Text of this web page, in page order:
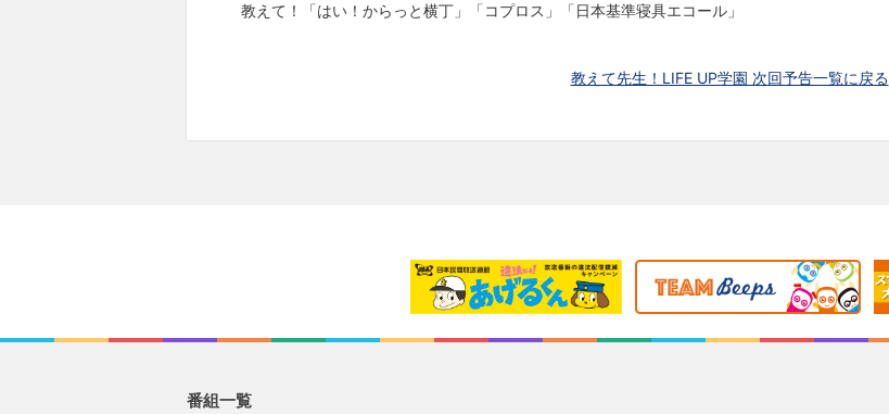
教えて！「はい！からっと横丁」「コプロス」「日本基準寝具エコール」
教えて先生！LIFE UP学園 次回予告一覧に戻る
番組一覧